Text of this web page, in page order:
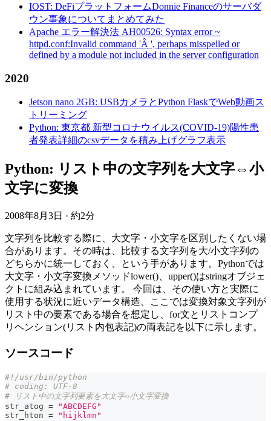
IOST: DeFiプラットフォームDonnie Financeのサーバダ
ウン事象についてまとめてみた
Apache エラー解決法 AH00526: Syntax error ~
httpd.conf:Invalid command 'Â ', perhaps misspelled or
defined by a module not included in the server configuration
2020
Jetson nano 2GB: USBカメラとPython FlaskでWeb動画ス
トリーミング
Python: 東京都 新型コロナウイルス(COVID-19)陽性患
者発表詳細のcsvデータを積み上げグラフ表示
Python: リスト中の文字列を大文字⇔小
文字に変換
2008年8月3日 · 約2分
文字列を比較する際に、大文字・小文字を区別したくない場
合があります。その時は、比較する文字列を大/小文字列の
どちらかに統一しておく、という手があります。Pythonでは
大文字・小文字変換メソッドlower()、upper()はstringオブジェ
クトに組み込まれています。 今回は、その使い方と実際に
使用する状況に近いデータ構造、ここでは変換対象文字列が
リスト中の要素である場合を想定し、for文とリストコンプ
リヘンション(リスト内包表記)の両表記を以下に示します。
ソースコード
#!/usr/bin/python
# coding: UTF-8
# リスト中の文字列要素を大文字⇔小文字変換
str_atog =
"ABCDEFG"
str_hton =
"hijklmn"